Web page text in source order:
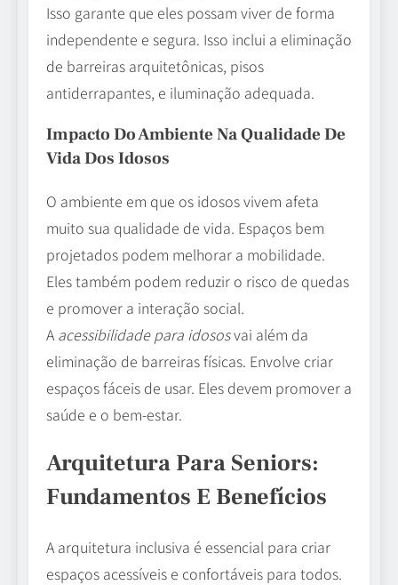
Isso garante que eles possam viver de forma
independente e segura. Isso inclui a eliminação
de barreiras arquitetônicas, pisos
antiderrapantes, e iluminação adequada.
Impacto Do Ambiente Na Qualidade De
Vida Dos Idosos
O ambiente em que os idosos vivem afeta
muito sua qualidade de vida. Espaços bem
projetados podem melhorar a mobilidade.
Eles também podem reduzir o risco de quedas
e promover a interação social.
A acessibilidade para idososvai além da
eliminação de barreiras físicas. Envolve criar
espaços fáceis de usar. Eles devem promover a
saúde e o bem-estar.
Arquitetura Para Seniors:
Fundamentos E Benefícios
A arquitetura inclusiva é essencial para criar
espaços acessíveis e confortáveis para todos.